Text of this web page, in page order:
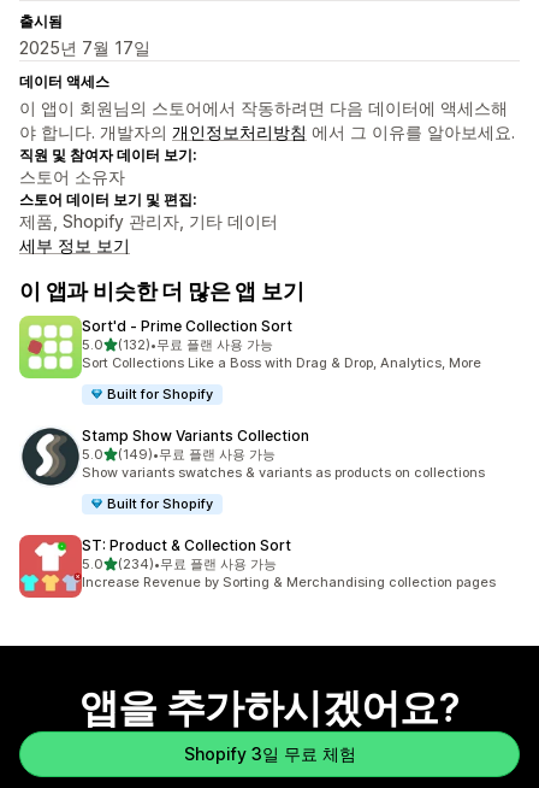
출시됨
2025년 7월 17일
데이터 액세스
이 앱이 회원님의 스토어에서 작동하려면 다음 데이터에 액세스해
야 합니다. 개발자의 개인정보처리방침 에서 그 이유를 알아보세요.
직원 및 참여자 데이터 보기:
스토어 소유자
스토어 데이터 보기 및 편집:
제품, Shopify 관리자, 기타 데이터
세부 정보 보기
이 앱과 비슷한 더 많은 앱 보기
Sort'd ‑ Prime Collection Sort
5.0별 5개 중
(132)
총 리뷰 132개
•무료 플랜 사용 가능
Sort Collections Like a Boss with Drag & Drop, Analytics, More
Built for Shopify
Stamp Show Variants Collection
5.0별 5개 중
(149)
총 리뷰 149개
•무료 플랜 사용 가능
Show variants swatches & variants as products on collections
Built for Shopify
ST: Product & Collection Sort
5.0별 5개 중
(234)
총 리뷰 234개
•무료 플랜 사용 가능
Increase Revenue by Sorting & Merchandising collection pages
앱을 추가하시겠어요?
Shopify 3일 무료 체험